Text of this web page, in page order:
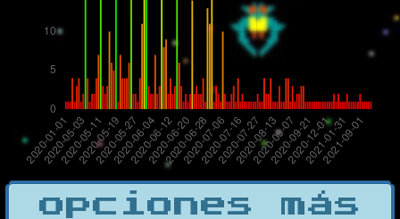
opciones más